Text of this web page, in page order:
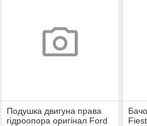
Подушка двигуна права
гідроопора оригінал Ford